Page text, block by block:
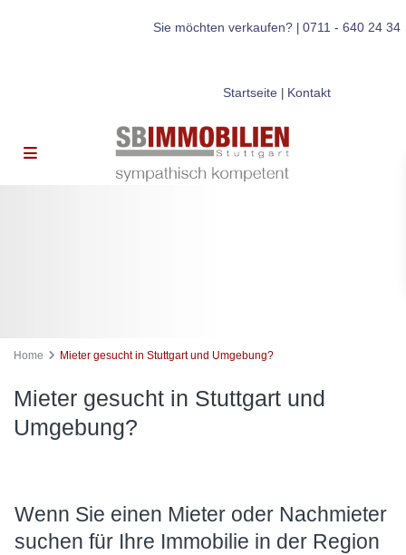
Sie möchten verkaufen?| 0711 - 640 24 34
Startseite| Kontakt
Home Mieter gesucht in Stuttgart und Umgebung?
Mieter gesucht in Stuttgart und
Umgebung?
Wenn Sie einen Mieter oder Nachmieter
suchen für Ihre Immobilie in der Region